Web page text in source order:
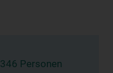
346 Personen